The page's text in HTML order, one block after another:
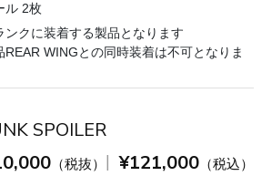
ル 2枚
クに装着する製品となります
WINGとの同時装着は不可となりま
SPOILER
（税抜） | ¥121,000 （税込）